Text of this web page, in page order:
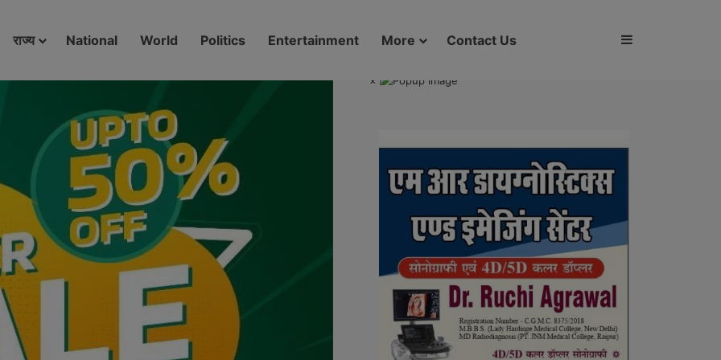
राज्य National World Politics Entertainment More Contact Us Sidebar
×